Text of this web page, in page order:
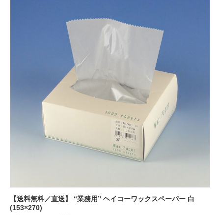
【送料無料／直送】 “業務用” ヘイコーワックスペーパー 白
(153×270)